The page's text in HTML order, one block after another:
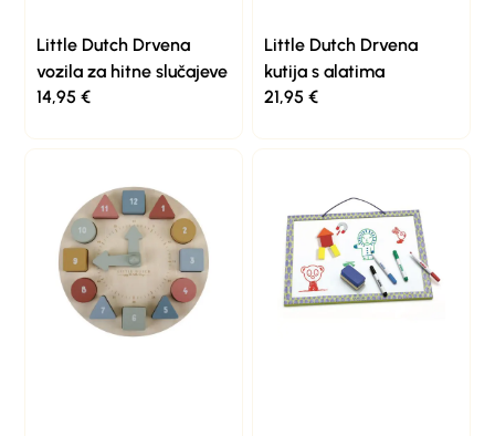
Little Dutch Drvena
vozila za hitne slučajeve
14,95€
Little Dutch Drvena
kutija s alatima
21,95 €